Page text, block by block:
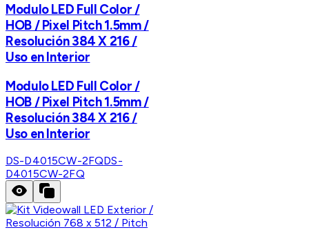
Modulo LED Full Color /
HOB / Pixel Pitch 1.5mm /
Resolución 384 X 216 /
Uso en Interior
Modulo LED Full Color /
HOB / Pixel Pitch 1.5mm /
Resolución 384 X 216 /
Uso en Interior
DS-D4015CW-2FQDS-
D4015CW-2FQ